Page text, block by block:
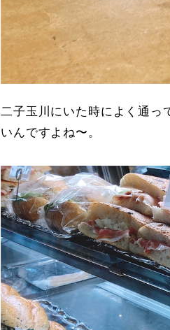
二子玉川にいた時によく通っ
いんですよね〜。